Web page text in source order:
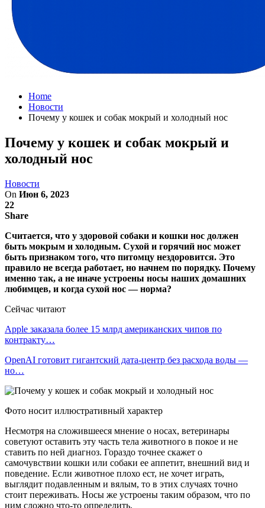
Home
Новости
Почему у кошек и собак мокрый и холодный нос
Почему у кошек и собак мокрый и
холодный нос
Новости
On Июн 6, 2023
22
Share
Считается, что у здоровой собаки и кошки нос должен
быть мокрым и холодным. Сухой и горячий нос может
быть признаком того, что питомцу нездоровится. Это
правило не всегда работает, но начнем по порядку. Почему
именно так, а не иначе устроены носы наших домашних
любимцев, и когда сухой нос — норма?
Сейчас читают
Apple заказала более 15 млрд американских чипов по
контракту…
OpenAI готовит гигантский дата-центр без расхода воды —
но…
Фото носит иллюстративный характер
Несмотря на сложившееся мнение о носах, ветеринары
советуют оставить эту часть тела животного в покое и не
ставить по ней диагноз. Гораздо точнее скажет о
самочувствии кошки или собаки ее аппетит, внешний вид и
поведение. Если животное плохо ест, не хочет играть,
выглядит подавленным и вялым, то в этих случаях точно
стоит переживать. Носы же устроены таким образом, что по
ним сложно что-то определить.